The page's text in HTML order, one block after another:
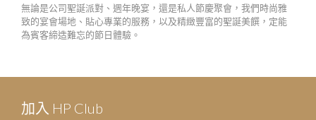
無論是公司聖誕派對、週年晚宴，還是私人節慶聚會，我們時尚雅
致的宴會場地、貼心專業的服務，以及精緻豐富的聖誕美饌，定能
為賓客締造難忘的節日體驗。
加入 HP Club